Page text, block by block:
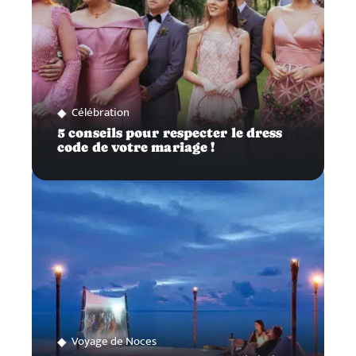
Célébration
5 conseils pour respecter le dress
code de votre mariage !
Voyage de Noces